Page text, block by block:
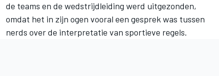
de teams en de wedstrijdleiding werd uitgezonden,
omdat het in zijn ogen vooral een gesprek was tussen
nerds over de interpretatie van sportieve regels.